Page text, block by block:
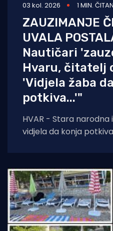
03 kol. 2026 1 MIN.
ZAUZIMANJE
UVALA
Nautičari
Hvaru, čitatelj
'Vidjela žaba
potkiva...'"
HVAR - Stara narodna
vidjela da konja